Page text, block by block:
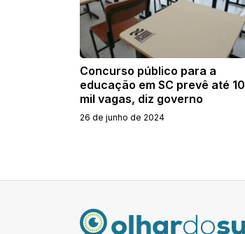
Concurso público para a
educação em SC prevê até 10
mil vagas, diz governo
26 de junho de 2024